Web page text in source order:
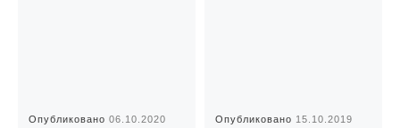
Опубликовано06.10.2020 Опубликовано 15.10.2019